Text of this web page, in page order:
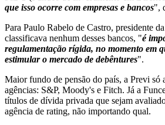
que isso ocorre com empresas e bancos",
Para Paulo Rabelo de Castro, presidente
classificava nenhum desses bancos, "é
regulamentação rígida, no momento em
estimular o mercado de debêntures".
Maior fundo de pensão do país, a Previ só
agências: S&P, Moody's e Fitch. Já a
títulos de dívida privada que sejam
agência de rating, não importando qual.